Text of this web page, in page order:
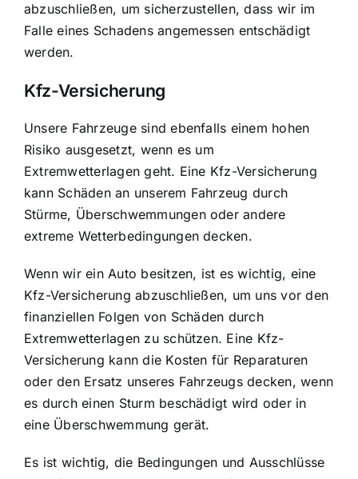
abzuschließen, um sicherzustellen, dass wir im
Falle eines Schadens angemessen entschädigt
werden.
Kfz-Versicherung
Unsere Fahrzeuge sind ebenfalls einem hohen
Risiko ausgesetzt, wenn es um
Extremwetterlagen geht. Eine Kfz-Versicherung
kann Schäden an unserem Fahrzeug durch
Stürme, Überschwemmungen oder andere
extreme Wetterbedingungen decken.
Wenn wir ein Auto besitzen, ist es wichtig, eine
Kfz-Versicherung abzuschließen, um uns vor den
finanziellen Folgen von Schäden durch
Extremwetterlagen zu schützen. Eine Kfz-
Versicherung kann die Kosten für Reparaturen
oder den Ersatz unseres Fahrzeugs decken, wenn
es durch einen Sturm beschädigt wird oder in
eine Überschwemmung gerät.
Es ist wichtig, die Bedingungen und Ausschlüsse